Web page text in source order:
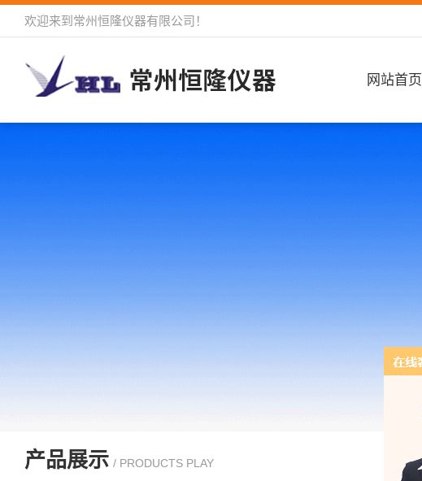
欢迎来到 常州恒隆仪器有限公司 ！
网站首页
产品展示 / PRODUCTS PLAY